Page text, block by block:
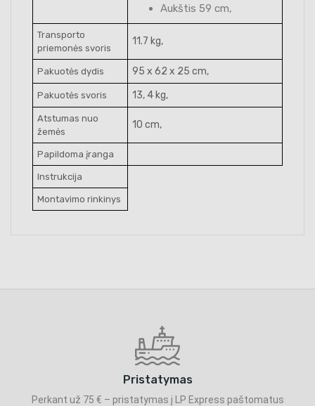
Aukštis 59 cm,
Transporto
priemonės svoris
11.7 kg,
Pakuotės dydis 95 x 62 x 25 cm,
Pakuotės svoris 13, 4 kg,
Atstumas nuo
žemės
10 cm,
Papildoma įranga
Instrukcija
Montavimo rinkinys
Pristatymas
Perkant už 75 € – pristatymas į LP Express paštomatus